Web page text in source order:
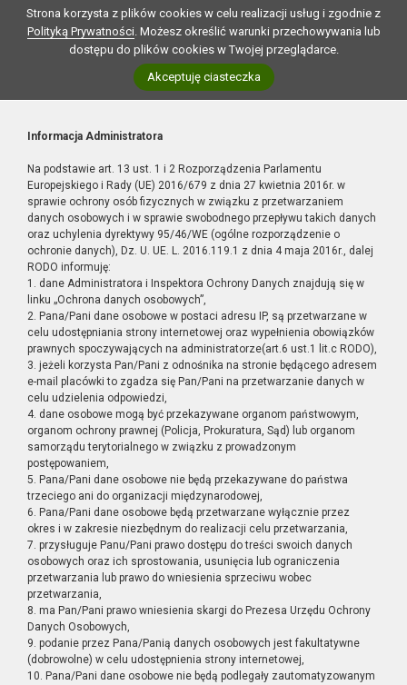
Strona korzysta z plików cookies w celu realizacji usług i zgodnie z
Polityką Prywatności. Możesz określić warunki przechowywania lub
dostępu do plików cookies w Twojej przeglądarce.
Akceptuję ciasteczka
Informacja Administratora
Na podstawie art. 13 ust. 1 i 2 Rozporządzenia Parlamentu
Europejskiego i Rady (UE) 2016/679 z dnia 27 kwietnia 2016r. w
sprawie ochrony osób fizycznych w związku z przetwarzaniem
danych osobowych i w sprawie swobodnego przepływu takich danych
oraz uchylenia dyrektywy 95/46/WE (ogólne rozporządzenie o
ochronie danych), Dz. U. UE. L. 2016.119.1 z dnia 4 maja 2016r., dalej
RODO informuję:
1. dane Administratora i Inspektora Ochrony Danych znajdują się w
linku „Ochrona danych osobowych”,
2. Pana/Pani dane osobowe w postaci adresu IP, są przetwarzane w
celu udostępniania strony internetowej oraz wypełnienia obowiązków
prawnych spoczywających na administratorze(art.6 ust.1 lit.c RODO),
3. jeżeli korzysta Pan/Pani z odnośnika na stronie będącego adresem
e-mail placówki to zgadza się Pan/Pani na przetwarzanie danych w
celu udzielenia odpowiedzi,
4. dane osobowe mogą być przekazywane organom państwowym,
organom ochrony prawnej (Policja, Prokuratura, Sąd) lub organom
samorządu terytorialnego w związku z prowadzonym
postępowaniem,
5. Pana/Pani dane osobowe nie będą przekazywane do państwa
trzeciego ani do organizacji międzynarodowej,
6. Pana/Pani dane osobowe będą przetwarzane wyłącznie przez
okres i w zakresie niezbędnym do realizacji celu przetwarzania,
7. przysługuje Panu/Pani prawo dostępu do treści swoich danych
osobowych oraz ich sprostowania, usunięcia lub ograniczenia
przetwarzania lub prawo do wniesienia sprzeciwu wobec
przetwarzania,
8. ma Pan/Pani prawo wniesienia skargi do Prezesa Urzędu Ochrony
Danych Osobowych,
9. podanie przez Pana/Panią danych osobowych jest fakultatywne
(dobrowolne) w celu udostępnienia strony internetowej,
10. Pana/Pani dane osobowe nie będą podlegały zautomatyzowanym